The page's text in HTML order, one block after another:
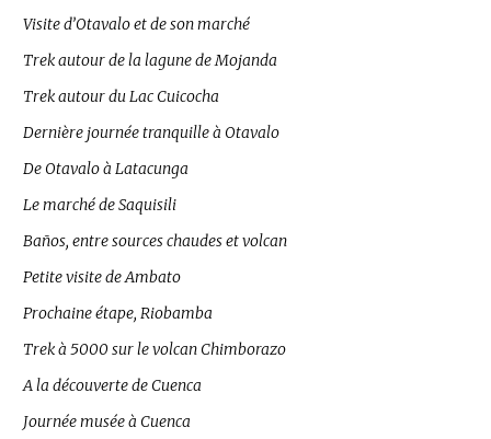
Visite d’Otavalo et de son marché
Trek autour de la lagune de Mojanda
Trek autour du Lac Cuicocha
Dernière journée tranquille à Otavalo
De Otavalo à Latacunga
Le marché de Saquisili
Baños, entre sources chaudes et volcan
Petite visite de Ambato
Prochaine étape, Riobamba
Trek à 5000 sur le volcan Chimborazo
A la découverte de Cuenca
Journée musée à Cuenca